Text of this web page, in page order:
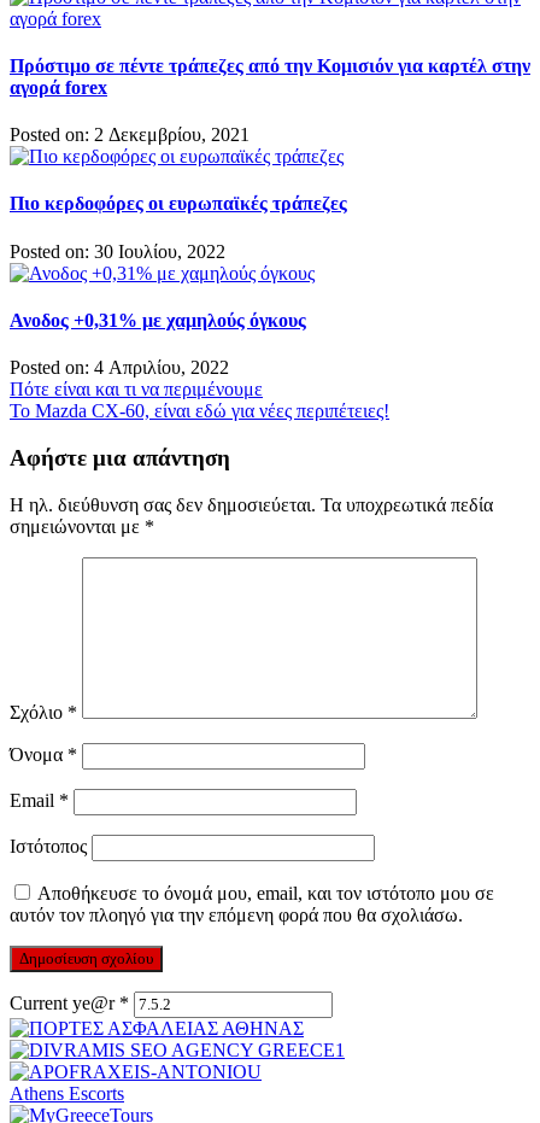
Πρόστιμο σε πέντε τράπεζες από την Κομισιόν για καρτέλ στην
αγορά forex
Posted on: 2 Δεκεμβρίου, 2021
Πιο κερδοφόρες οι ευρωπαϊκές τράπεζες
Posted on: 30 Ιουλίου, 2022
Ανοδος +0,31% με χαμηλούς όγκους
Posted on: 4 Απριλίου, 2022
Πλοήγηση
άρθρων
Πότε είναι και τι να περιμένουμε
Το Mazda CX-60, είναι εδώ για νέες περιπέτειες!
Αφήστε μια απάντηση
Η ηλ. διεύθυνση σας δεν δημοσιεύεται. Τα υποχρεωτικά πεδία
σημειώνονται με *
Σχόλιο *
Όνομα *
Email *
Ιστότοπος
Αποθήκευσε το όνομά μου, email, και τον ιστότοπο μου σε
αυτόν τον πλοηγό για την επόμενη φορά που θα σχολιάσω.
Current ye@r *
Athens Escorts